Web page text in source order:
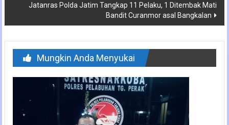
Jatanras Polda Jatim Tangkap 11 Pelaku, 1 Ditembak Mati
Bandit Curanmor asal Bangkalan
Mungkin Anda Menyukai